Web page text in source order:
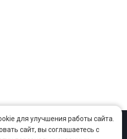
для улучшения работы сайта.
сайт, вы соглашаетесь с